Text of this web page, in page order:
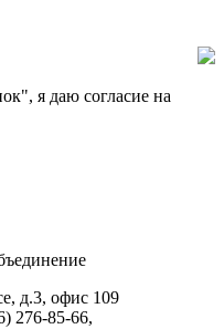
я даю согласие на
д.3, офис 109
276-85-66,